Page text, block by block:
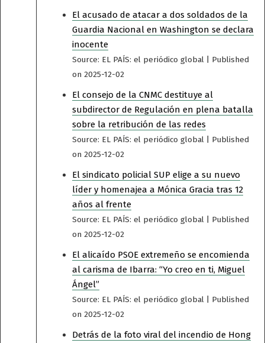
El acusado de atacar a dos soldados de la
Guardia Nacional en Washington se declara
inocente
Source: EL PAÍS: el periódico global
Published
on 2025-12-02
El consejo de la CNMC destituye al
subdirector de Regulación en plena batalla
sobre la retribución de las redes
Source: EL PAÍS: el periódico global
Published
on 2025-12-02
El sindicato policial SUP elige a su nuevo
líder y homenajea a Mónica Gracia tras 12
años al frente
Source: EL PAÍS: el periódico global
Published
on 2025-12-02
El alicaído PSOE extremeño se encomienda
al carisma de Ibarra: “Yo creo en ti, Miguel
Ángel”
Source: EL PAÍS: el periódico global
Published
on 2025-12-02
Detrás de la foto viral del incendio de Hong